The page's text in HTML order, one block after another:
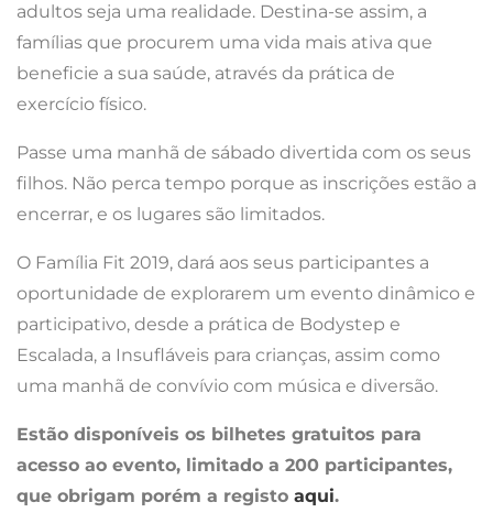
adultos seja uma realidade. Destina-se assim, a
famílias que procurem uma vida mais ativa que
beneficie a sua saúde, através da prática de
exercício físico.
Passe uma manhã de sábado divertida com os seus
filhos. Não perca tempo porque as inscrições estão a
encerrar, e os lugares são limitados.
O Família Fit 2019, dará aos seus participantes a
oportunidade de explorarem um evento dinâmico e
participativo, desde a prática de Bodystep e
Escalada, a Insufláveis para crianças, assim como
uma manhã de convívio com música e diversão.
Estão disponíveis os bilhetes gratuitos para
acesso ao evento, limitado a 200 participantes,
que obrigam porém a registo aqui.